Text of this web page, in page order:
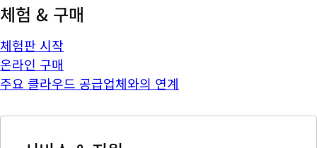
체험 & 구매
체험판 시작
온라인 구매
주요 클라우드 공급업체와의 연계